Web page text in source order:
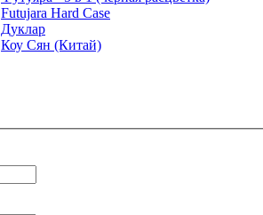
Futujara Hard Case
Дуклар
Коу Сян (Китай)